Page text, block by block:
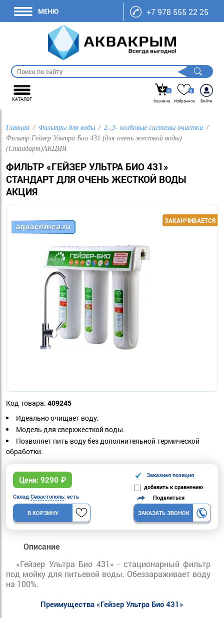
+7 978 555 22 25
КАТАЛОГ
0
Корзина
0
Избранное
Войти
Главная Фильтры для воды
2-,3- колбовые системы очистки
Фильтр Гейзер Ультра Био 431 (для очень жесткой воды)
(Стандарт)АКЦИЯ
ФИЛЬТР «ГЕЙЗЕР УЛЬТРА БИО 431»
СТАНДАРТ ДЛЯ ОЧЕНЬ ЖЕСТКОЙ ВОДЫ
АКЦИЯ
Код товара: 409245
Идеально очищает воду.
Модель для сверхжесткой воды.
Позволяет пить воду без дополнительной термической
обработки.
Цена: 9290 ₽
Заказная позиция
добавить к сравнению
Склад Севастополь: есть
В КОРЗИНУ
Поделиться
ЗАКАЗАТЬ ЗВОНОК
Описание
«Гейзер Ультра Био 431» - стационарный фильтр
под мойку для питьевой воды. Обеззараживает воду
на 100%.
Преимущества «Гейзер Ультра Био 431»